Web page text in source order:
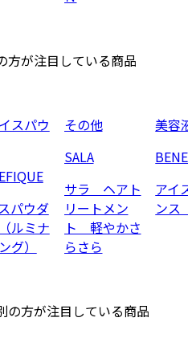
方が注目している商品
スパウ
パウダ
ルミナ
グ）
その他
SALA
サラ ヘアト
リートメン
ト 軽やかさ
らさら
美容
アイ
ン
の方が注目している商品